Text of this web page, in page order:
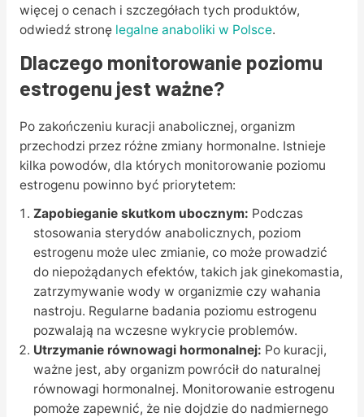
więcej o cenach i szczegółach tych produktów,
odwiedź stronę legalne anaboliki w Polsce.
Dlaczego monitorowanie poziomu
estrogenu jest ważne?
Po zakończeniu kuracji anabolicznej, organizm
przechodzi przez różne zmiany hormonalne. Istnieje
kilka powodów, dla których monitorowanie poziomu
estrogenu powinno być priorytetem:
Zapobieganie skutkom ubocznym: Podczas
stosowania sterydów anabolicznych, poziom
estrogenu może ulec zmianie, co może prowadzić
do niepożądanych efektów, takich jak ginekomastia,
zatrzymywanie wody w organizmie czy wahania
nastroju. Regularne badania poziomu estrogenu
pozwalają na wczesne wykrycie problemów.
Utrzymanie równowagi hormonalnej: Po kuracji,
ważne jest, aby organizm powrócił do naturalnej
równowagi hormonalnej. Monitorowanie estrogenu
pomoże zapewnić, że nie dojdzie do nadmiernego